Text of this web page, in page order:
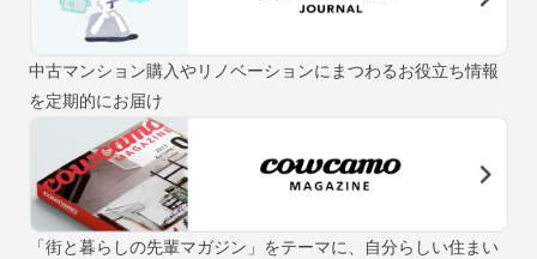
中古マンション購入やリノベーションにまつわるお役立ち情報
を定期的にお届け
「街と暮らしの先輩マガジン」をテーマに、自分らしい住まい